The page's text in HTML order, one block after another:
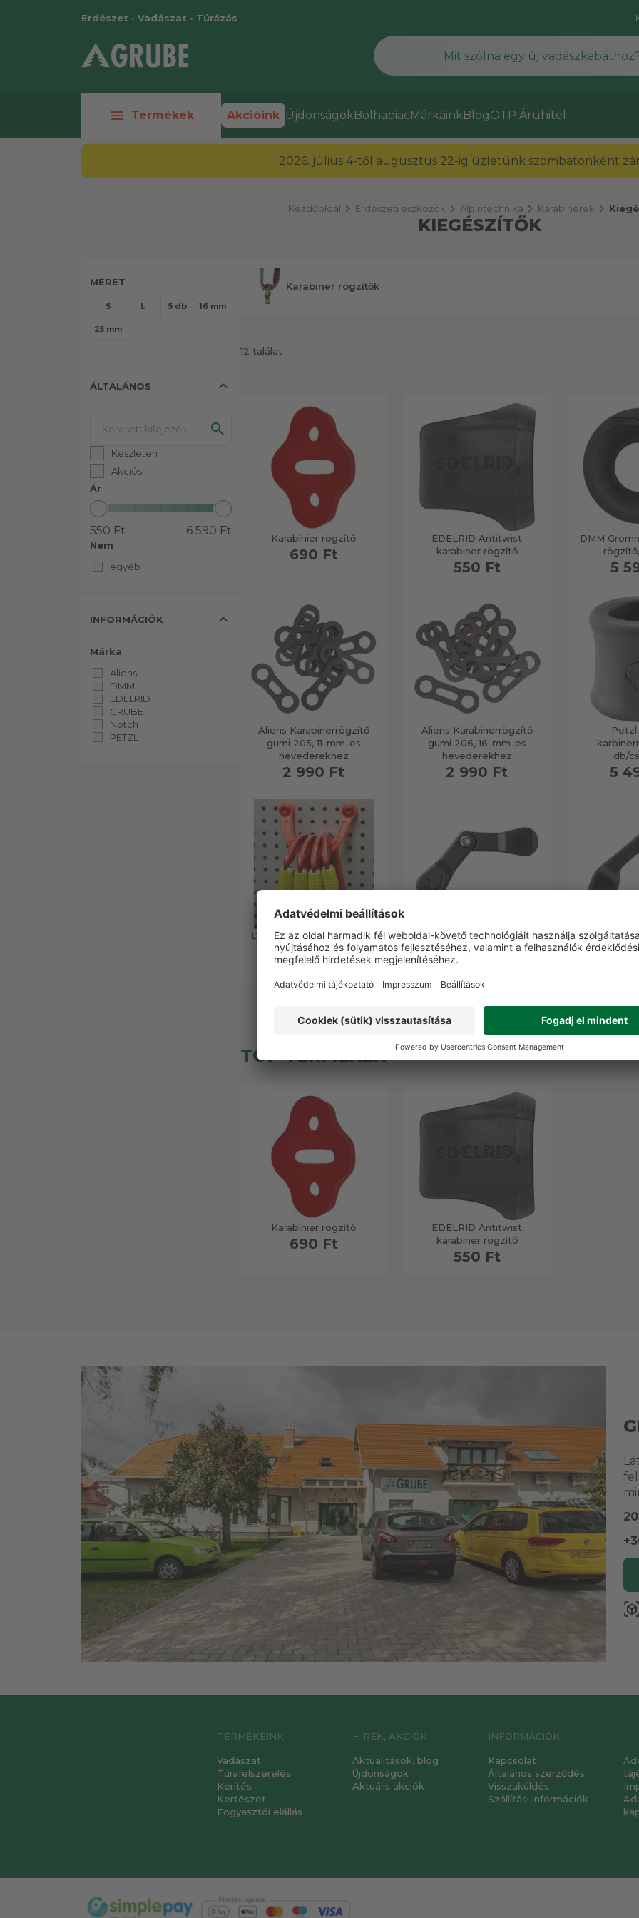
Erdészet • Vadászat • Túrázás
menu Termékek Akcióink ÚjdonságokBolhapiacMárkáinkBlogOTP Áruhitel
2026. július 4-től augusztus 22-ig üzletünk szombatonként
Kezdőoldal chevron_right Erdészeti eszközök chevron_right Alpintechnika chevron_right Karabinerek chevron_right
KIEGÉSZÍTŐK
Karabiner rögzítők
12 találat
Karabínier rögzítő
690 Ft
EDELRID Antitwist
karabiner rögzítő
550 Ft
DMM
5
Aliens Karabinerrögzítő
gumi 205, 11-mm-es
hevederekhez
2 990 Ft
Aliens Karabinerrögzítő
gumi 206, 16-mm-es
hevederekhez
2 990 Ft
Petzl
db/
5
DMM Stowaway karabiner
tároló
6 590 Ft
Edelrid Oval Power
Captive, karabiner rögzítő
1 450 Ft
Petzl
TOP TERMÉKEK
Karabínier rögzítő
690 Ft
EDELRID Antitwist
karabiner rögzítő
550 Ft
MÉRET
S L 5 db 16 mm
25 mm
ÁLTALÁNOS expand_less
Készleten
Akciós
Ár
550 Ft 6 590 Ft
Nem
egyéb
INFORMÁCIÓK expand_less
Márka
Aliens
DMM
EDELRID
GRUBE
Notch
PETZL
view_in_ar
TERMÉKEINK
Vadászat
Túrafelszerelés
Kerítés
Kertészet
Fogyasztói elállás
HÍREK, AKCIÓK
Aktualitások, blog
Újdonságok
Aktuális akciók
INFORMÁCIÓK
Kapcsolat
Általános szerződés
Visszaküldés
Szállítási információk